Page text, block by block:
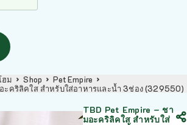
ฮม Shop
Pet Empire
ะคริลิคใส สำหรับใส่อาหารและน้ำ 3ช่อง (329550)
TBD Pet Empire – ชา
มอะคริลิคใส สำหรับใส่